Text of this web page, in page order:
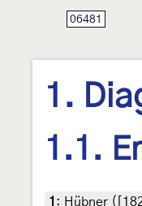
06481
1.
1.1.
1 : Hübner